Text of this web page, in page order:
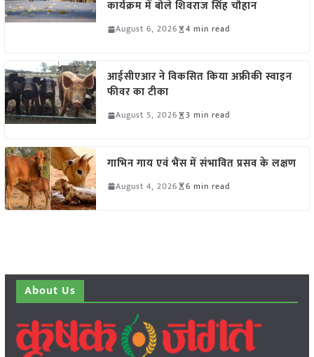
कार्यक्रम में बोले शिवराज सिंह चौहान
August 6, 2026 4 min read
आईसीएआर ने विकसित किया अफ्रीकी स्वाइन
फीवर का टीका
August 5, 2026 3 min read
गाभिन गाय एवं भैंस में संभावित प्रसव के लक्षण
August 4, 2026 6 min read
About Us